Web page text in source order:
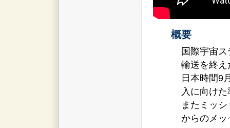
概要
国際宇宙
輸送を終
日本時間9
入に向け
またミッ
からのメ